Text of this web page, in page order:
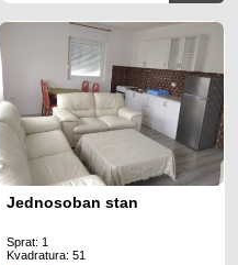
Jednosoban stan
Sprat: 1
Kvadratura: 51